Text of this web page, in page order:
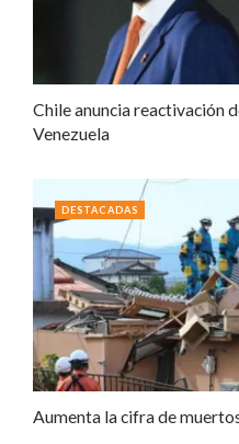
Chile anuncia reactivación
Venezuela
Aumenta la cifra de
DESTACADAS